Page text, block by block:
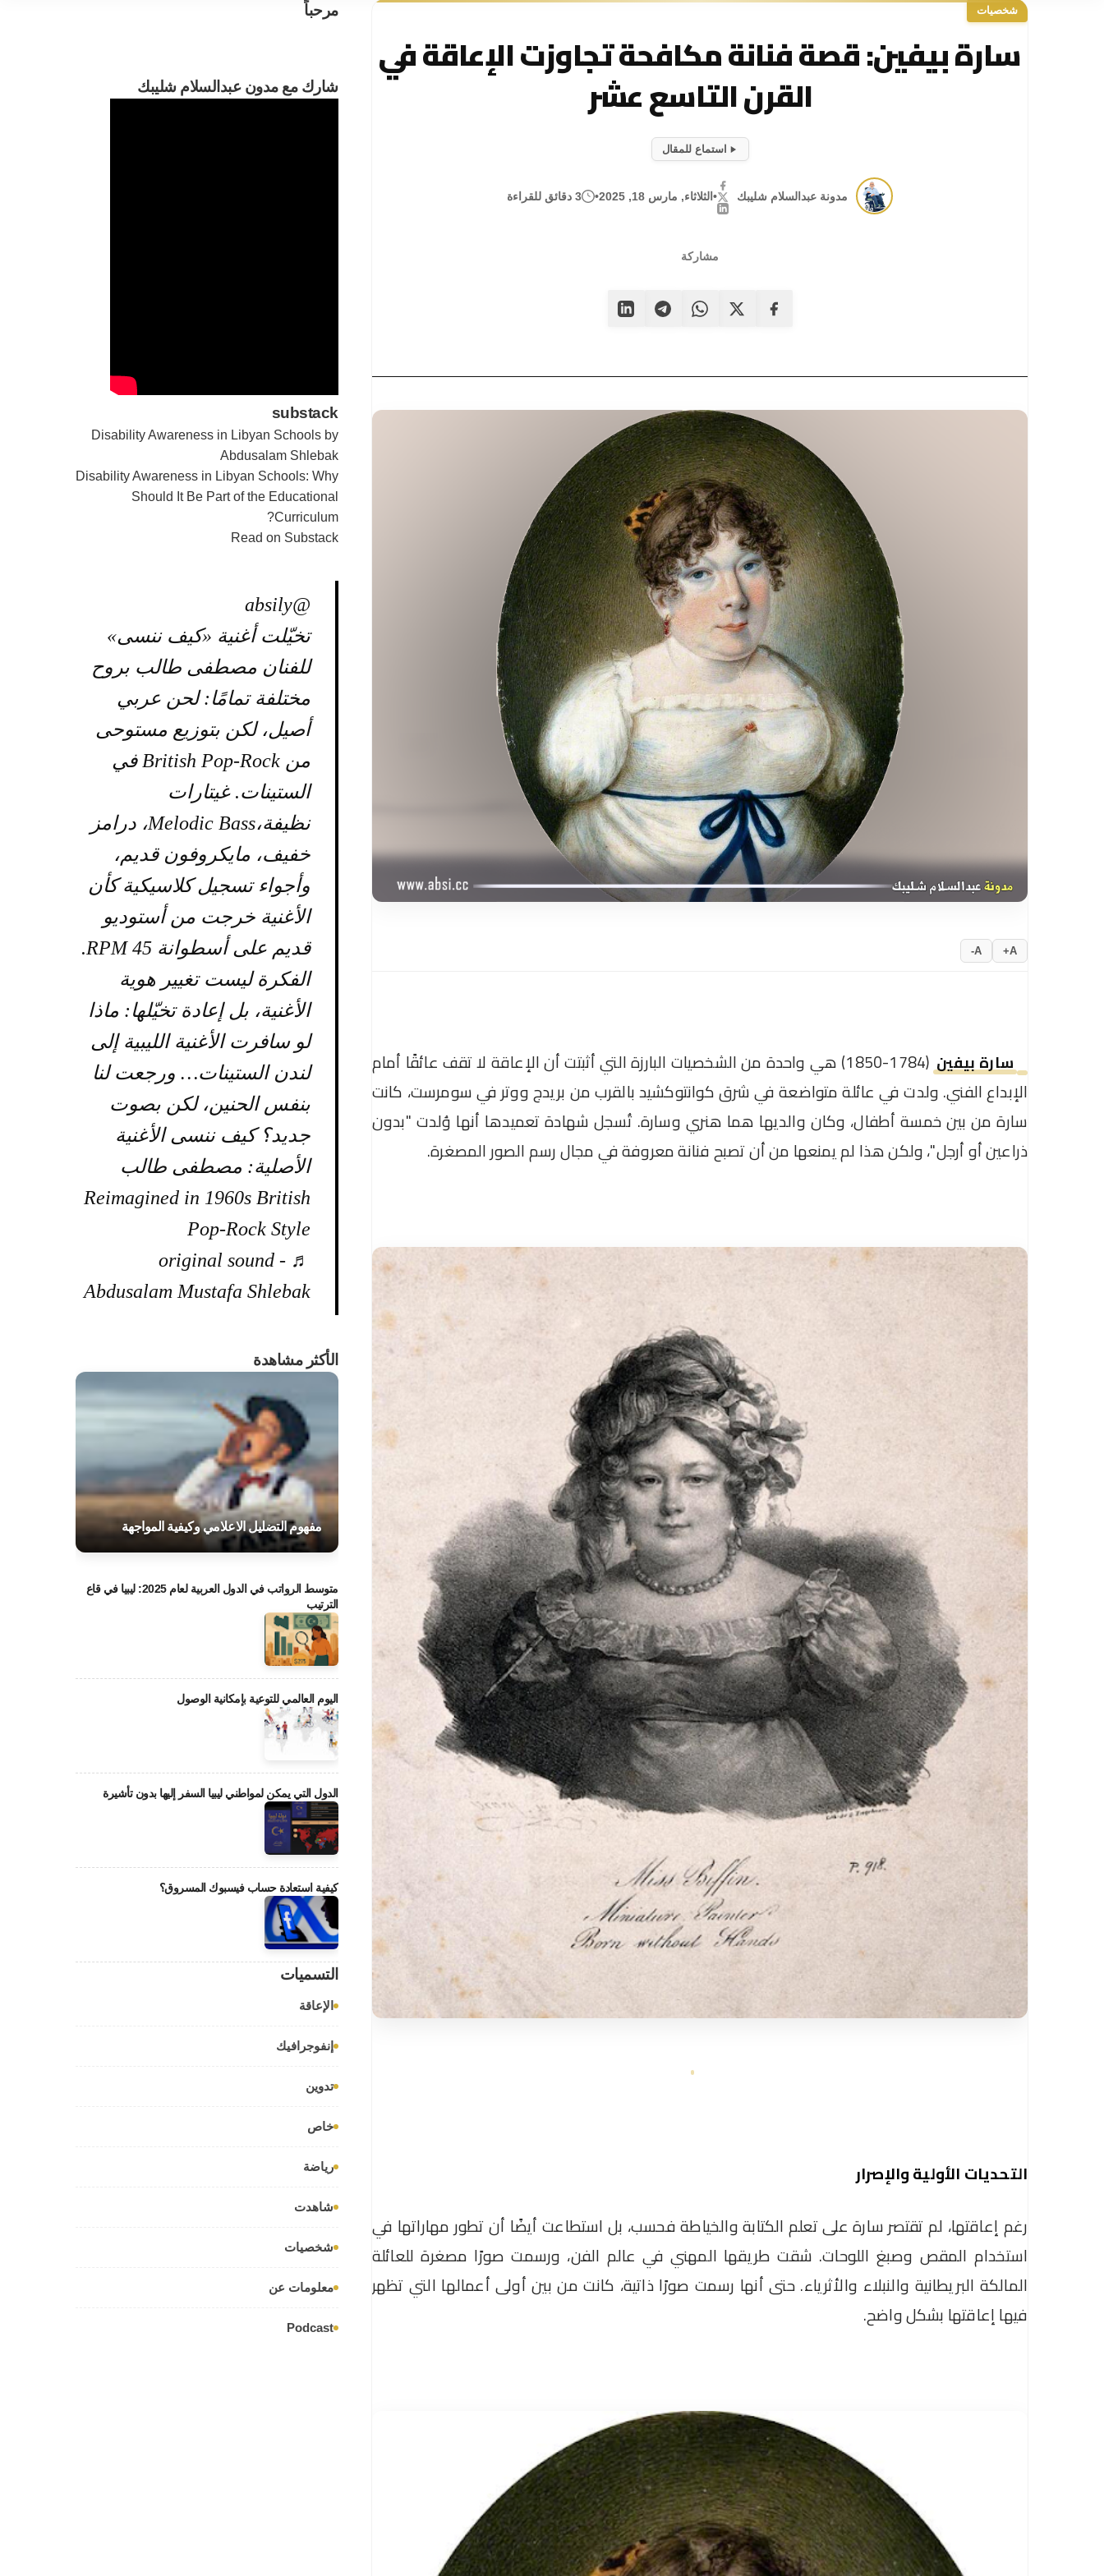
شخصيات
سارة بيفين: قصة فنانة مكافحة تجاوزت الإعاقة في
القرن التاسع عشر
استماع للمقال
مدونة عبدالسلام شليبك •الثلاثاء, مارس 18, 2025 • 3 دقائق للقراءة
مشاركة
A+
A-
سارة بيفين
(1784-1850) هي واحدة من الشخصيات البارزة التي أثبتت أن الإعاقة لا تقف عائقًا أمام
الإبداع الفني. ولدت في عائلة متواضعة في شرق كوانتوكشيد بالقرب من بريدج ووتر في سومرست، كانت
سارة من بين خمسة أطفال، وكان والديها هما هنري وسارة. تُسجل شهادة تعميدها أنها وُلدت "بدون
ذراعين أو أرجل"، ولكن هذا لم يمنعها من أن تصبح فنانة معروفة في مجال رسم الصور المصغرة.
التحديات الأولية والإصرار
رغم إعاقتها، لم تقتصر سارة على تعلم الكتابة والخياطة فحسب، بل استطاعت أيضًا أن تطور مهاراتها في
استخدام المقص وصبغ اللوحات. شقت طريقها المهني في عالم الفن، ورسمت صورًا مصغرة للعائلة
المالكة البريطانية والنبلاء والأثرياء. حتى أنها رسمت صورًا ذاتية، كانت من بين أولى أعمالها التي تظهر
فيها إعاقتها بشكل واضح.
مرحباً
شارك مع مدون عبدالسلام شليبك
substack
Disability Awareness in Libyan Schools by
Abdusalam Shlebak
Disability Awareness in Libyan Schools: Why
Should It Be Part of the Educational
Curriculum?
Read on Substack
@absily
تخيّلت أغنية «كيف ننسى»
للفنان مصطفى طالب بروح
مختلفة تمامًا: لحن عربي
أصيل، لكن بتوزيع مستوحى
من British Pop-Rock في
الستينات. غيتارات
نظيفة،Melodic Bass، درامز
خفيف، مايكروفون قديم،
وأجواء تسجيل كلاسيكية كأن
الأغنية خرجت من أستوديو
قديم على أسطوانة 45 RPM.
الفكرة ليست تغيير هوية
الأغنية، بل إعادة تخيّلها: ماذا
لو سافرت الأغنية الليبية إلى
لندن الستينات… ورجعت لنا
بنفس الحنين، لكن بصوت
جديد؟ كيف ننسى الأغنية
الأصلية: مصطفى طالب
Reimagined in 1960s British
Pop-Rock Style
♬ original sound -
Abdusalam Mustafa Shlebak
الأكثر مشاهدة
مفهوم التضليل الاعلامي وكيفية المواجهة
متوسط الرواتب في الدول العربية لعام 2025: ليبيا في قاع
الترتيب
اليوم العالمي للتوعية بإمكانية الوصول
الدول التي يمكن لمواطني ليبيا السفر إليها بدون تأشيرة
كيفية استعادة حساب فيسبوك المسروق؟
التسميات
الإعاقة
إنفوجرافيك
تدوين
خاص
رياضة
شاهدت
شخصيات
معلومات عن
Podcast